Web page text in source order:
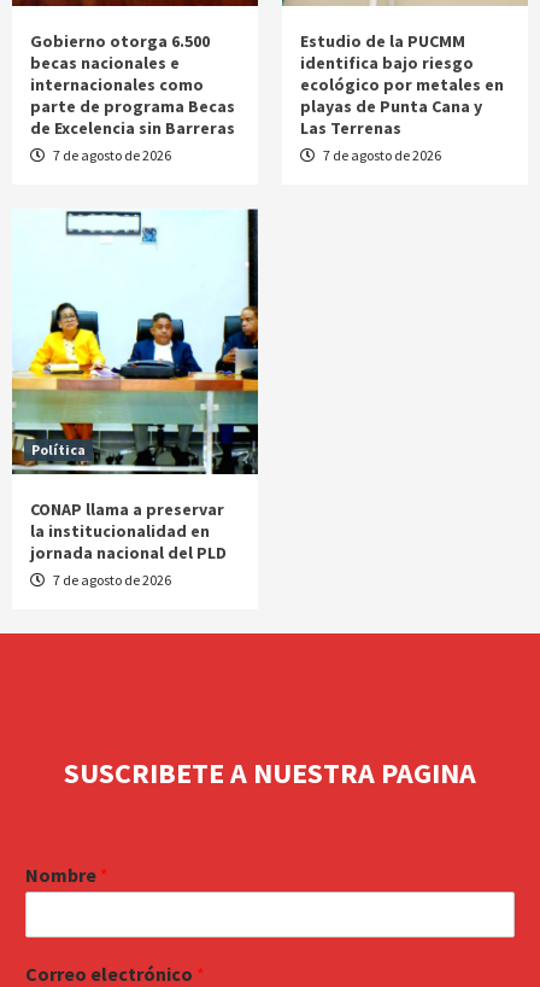
Gobierno otorga 6.500
becas nacionales e
internacionales como
parte de programa Becas
de Excelencia sin Barreras
7 de agosto de 2026
Estudio de la PUCMM
identifica bajo riesgo
ecológico por metales en
playas de Punta Cana y
Las Terrenas
7 de agosto de 2026
Política
CONAP llama a preservar
la institucionalidad en
jornada nacional del PLD
7 de agosto de 2026
SUSCRIBETE A NUESTRA PAGINA
Nombre *
Correo electrónico *